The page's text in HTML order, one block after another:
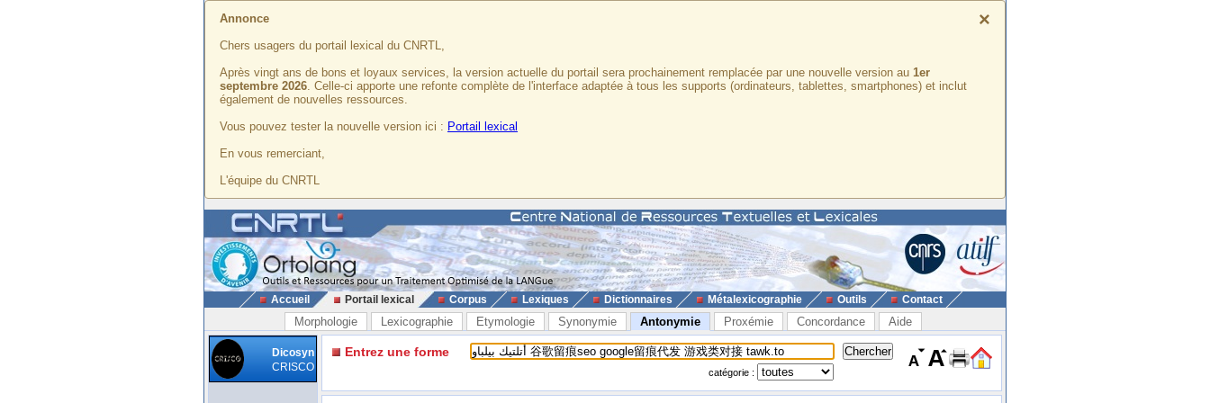
×
Annonce
Chers usagers du portail lexical du CNRTL,
Après vingt ans de bons et loyaux services, la version actuelle du portail sera prochainement remplacée par une nouvelle version au 1er
septembre 2026. Celle-ci apporte une refonte complète de l'interface adaptée à tous les supports (ordinateurs, tablettes, smartphones) et inclut
également de nouvelles ressources.
Vous pouvez tester la nouvelle version ici : Portail lexical
En vous remerciant,
L'équipe du CNRTL
Accueil Portail lexical Corpus Lexiques Dictionnaires Métalexicographie Outils Contact
Morphologie Lexicographie Etymologie Synonymie Antonymie Proxémie Concordance Aide
Dicosyn
CRISCO
Entrez une forme
catégorie :